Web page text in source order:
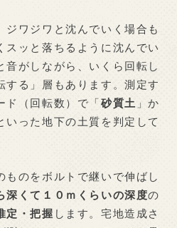
ジワジワと沈んでいく場合も
スッと落ちるように沈んでい
音がしながら、いくら回転し
する」層もあります。測定す
ド（回転数）で「砂質土 」か
いった地下の土質を判定して
ものをボルトで継いで伸ばし
深くて１０ｍくらいの深度の
定・把握 します。宅地造成さ